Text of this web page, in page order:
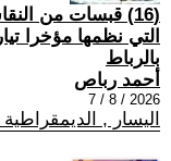
(16) قبسات من
التي نظمها مؤخرا
بالرباط
أحمد رباص
2026 / 8 / 7
اليسار ,